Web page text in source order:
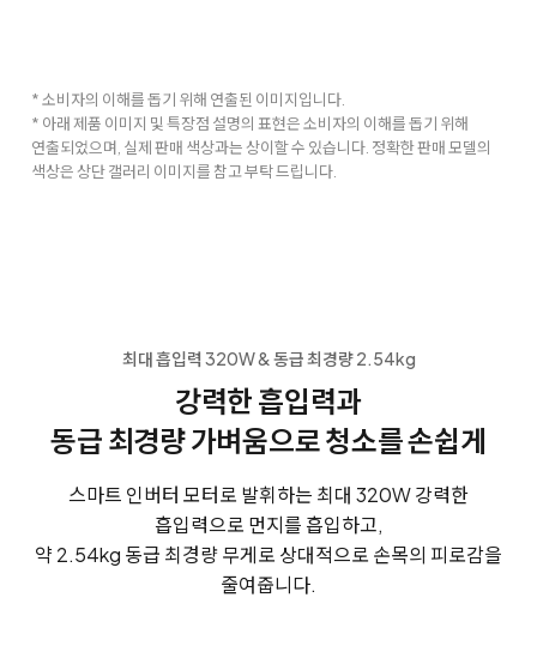
* 소비자의 이해를 돕기 위해 연출된 이미지입니다.
* 아래 제품 이미지 및 특장점 설명의 표현은 소비자의 이해를 돕기 위해
연출되었으며, 실제 판매 색상과는 상이할 수 있습니다. 정확한 판매 모델의
색상은 상단 갤러리 이미지를 참고 부탁 드립니다.
최대 흡입력 320W & 동급 최경량 2.54kg
강력한 흡입력과
동급 최경량 가벼움으로 청소를 손쉽게
스마트 인버터 모터로 발휘하는 최대 320W 강력한
흡입력으로 먼지를 흡입하고,
약 2.54kg 동급 최경량 무게로 상대적으로 손목의 피로감을
줄여줍니다.